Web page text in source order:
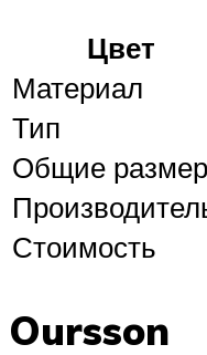
Цвет
Материал
Тип
Общие
Стоимость
Oursson